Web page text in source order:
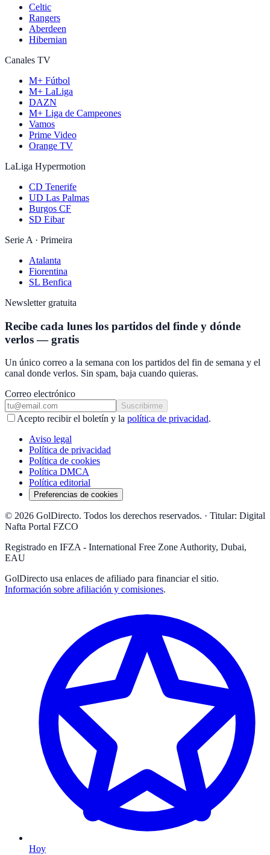
Celtic
Rangers
Aberdeen
Hibernian
Canales TV
M+ Fútbol
M+ LaLiga
DAZN
M+ Liga de Campeones
Vamos
Prime Video
Orange TV
LaLiga Hypermotion
CD Tenerife
UD Las Palmas
Burgos CF
SD Eibar
Serie A · Primeira
Atalanta
Fiorentina
SL Benfica
Newsletter gratuita
Recibe cada lunes los partidos del finde y dónde
verlos — gratis
Un único correo a la semana con los partidos del fin de semana y el
canal donde verlos. Sin spam, baja cuando quieras.
Correo electrónico
Suscribirme
Acepto recibir el boletín y la política de privacidad.
Aviso legal
Política de privacidad
Política de cookies
Política DMCA
Política editorial
Preferencias de cookies
© 2026 GolDirecto. Todos los derechos reservados. · Titular: Digital
Nafta Portal FZCO
Registrado en IFZA - International Free Zone Authority, Dubai,
EAU
GolDirecto usa enlaces de afiliado para financiar el sitio.
Información sobre afiliación y comisiones.
Hoy